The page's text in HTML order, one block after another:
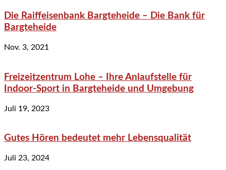
Die Raiffeisenbank Bargteheide – Die Bank für
Bargteheide
Nov. 3, 2021
Freizeitzentrum Lohe – Ihre Anlaufstelle für
Indoor-Sport in Bargteheide und Umgebung
Juli 19, 2023
Gutes Hören bedeutet mehr Lebensqualität
Juli 23, 2024